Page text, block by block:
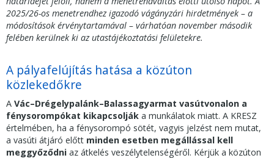
2025/26-os menetrendhez igazodó vágányzári hirdetmények – a
módosítások érvénytartamával – várhatóan november második
felében kerülnek ki az utastájékoztatási felületekre.
A pályafelújítás hatása a közúton
közlekedőkre
A Vác–Drégelypalánk–Balassagyarmat vasútvonalon a
fénysorompókat kikapcsolják a munkálatok miatt. A KRESZ
értelmében, ha a fénysorompó sötét, vagyis jelzést nem mutat,
a vasúti átjáró előtt minden esetben megállással kell
meggyőződni az átkelés veszélytelenségéről. Kérjük a közúton